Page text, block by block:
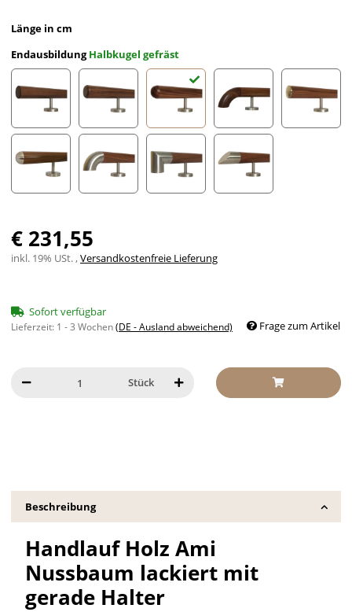
Länge in cm
EndausbildungHalbkugel gefräst
gefast Radius gefrästHalbkugel gefrästHolzkrümmling
€ 231,55
inkl. 19% USt. ,Versandkostenfreie Lieferung
Sofort verfügbar
Lieferzeit: 1 - 3 Wochen(DE - Ausland abweichend) Frage zum Artikel
Stück
Beschreibung
Handlauf Holz Ami
Nussbaum lackiert mit
gerade Halter